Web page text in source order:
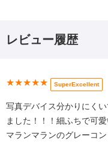
レビュー履歴
★★★★★ SuperExcellent
写真デバイス分かりにく
ました！！！細ふちで可愛
マランマランのグレーコ